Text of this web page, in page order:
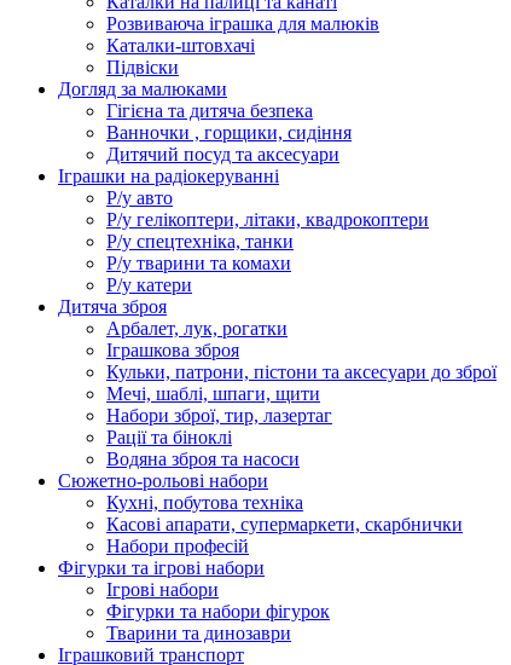
Розвиваюча іграшка для малюків
Каталки-штовхачі
Підвіски
Догляд за малюками
Гігієна та дитяча безпека
Ванночки , горщики, сидіння
Дитячий посуд та аксесуари
Іграшки на радіокеруванні
Р/у авто
Р/у гелікоптери, літаки, квадрокоптери
Р/у спецтехніка, танки
Р/у тварини та комахи
Р/у катери
Дитяча зброя
Арбалет, лук, рогатки
Іграшкова зброя
Кульки, патрони, пістони та аксесуари до зброї
Мечі, шаблі, шпаги, щити
Набори зброї, тир, лазертаг
Рації та біноклі
Водяна зброя та насоси
Сюжетно-рольові набори
Кухні, побутова техніка
Касові апарати, супермаркети, скарбнички
Набори професій
Фігурки та ігрові набори
Ігрові набори
Фігурки та набори фігурок
Тварини та динозаври
Іграшковий транспорт